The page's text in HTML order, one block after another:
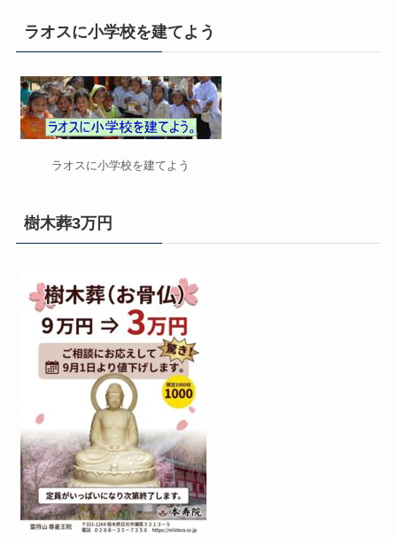
ラオスに小学校を建てよう
ラオスに小学校を建てよう
樹木葬3万円